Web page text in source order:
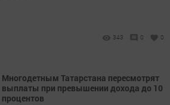
343 0 0
Многодетным Татарстана пересмотрят
выплаты при превышении дохода до 10
процентов